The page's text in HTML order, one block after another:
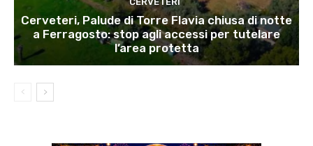
Cerveteri, Palude di Torre Flavia chiusa di notte
a Ferragosto: stop agli accessi per tutelare
l’area protetta